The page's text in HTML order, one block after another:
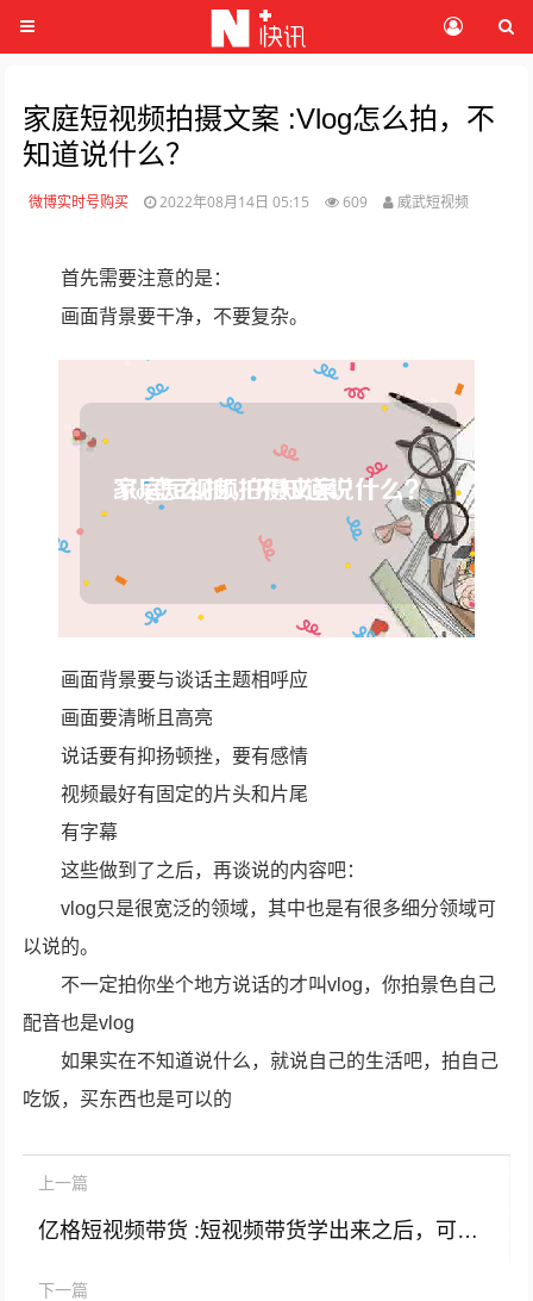
家庭短视频拍摄文案 :Vlog怎么拍，不
知道说什么？
微博实时号购买 2022年08月14日 05:15 609 威武短视频
首先需要注意的是：
画面背景要干净，不要复杂。
画面背景要与谈话主题相呼应
画面要清晰且高亮
说话要有抑扬顿挫，要有感情
视频最好有固定的片头和片尾
有字幕
这些做到了之后，再谈说的内容吧：
vlog只是很宽泛的领域，其中也是有很多细分领域可
以说的。
不一定拍你坐个地方说话的才叫vlog，你拍景色自己
配音也是vlog
如果实在不知道说什么，就说自己的生活吧，拍自己
吃饭，买东西也是可以的
上一篇
亿格短视频带货 :短视频带货学出来之后，可以自己以此创业吗？
下一篇